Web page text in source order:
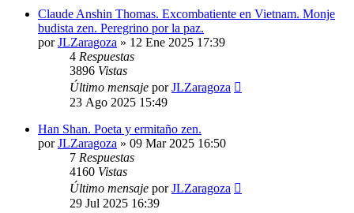
Claude Anshin Thomas. Excombatiente en Vietnam. Monje
budista zen. Peregrino por la paz.
porJLZaragoza » 12 Ene 2025 17:39
4 Respuestas
3896 Vistas
Último mensaje porJLZaragoza
23 Ago 2025 15:49
Han Shan. Poeta y ermitaño zen.
porJLZaragoza » 09 Mar 2025 16:50
7 Respuestas
4160 Vistas
Último mensaje porJLZaragoza
29 Jul 2025 16:39